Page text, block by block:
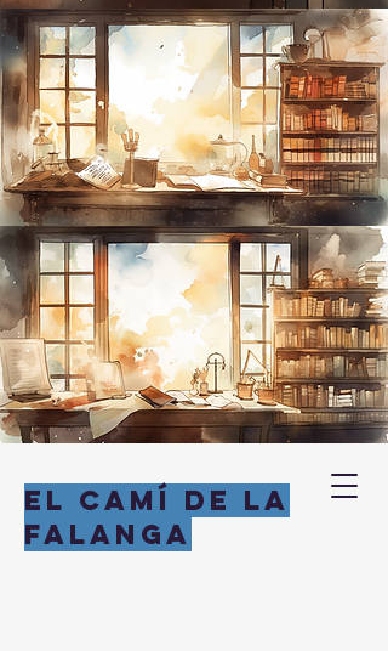
EL CAMÍ DE LA
FALANGA